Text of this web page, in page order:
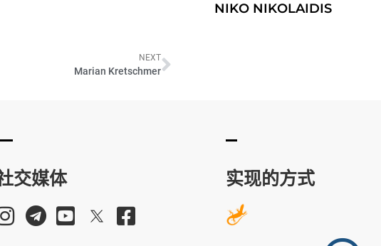
NEXT
Marian Kretschmer
NIKO NIKOLAIDIS
交媒体 实现的方式